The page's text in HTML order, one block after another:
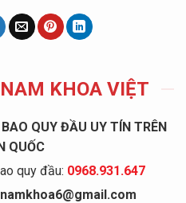
KHOA VIỆT
QUY ĐẦU UY TÍN TRÊN
QUỐC
quy đầu: 0968.931.647